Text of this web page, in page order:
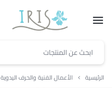
الرئيسية الأعمال الفنية والحرف اليدوية